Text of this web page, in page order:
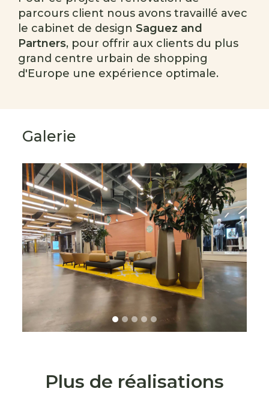
parcours client nous avons travaillé avec
le cabinet de design Saguez and
Partners, pour offrir aux clients du plus
grand centre urbain de shopping
d'Europe une expérience optimale.
Galerie
Plus de réalisations